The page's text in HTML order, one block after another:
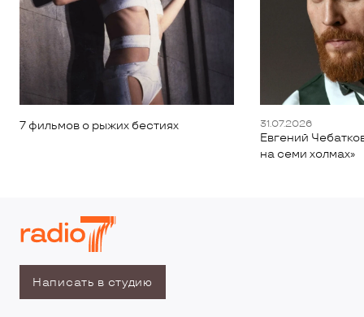
7 фильмов о рыжих бестиях 31.07.2026
Евгений
на семи холмах»
Написать в студию